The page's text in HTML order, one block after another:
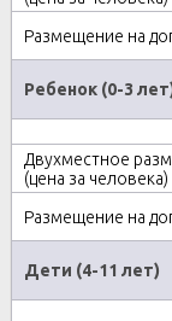
Ребенок (0-3
Дети (4-11 лет)